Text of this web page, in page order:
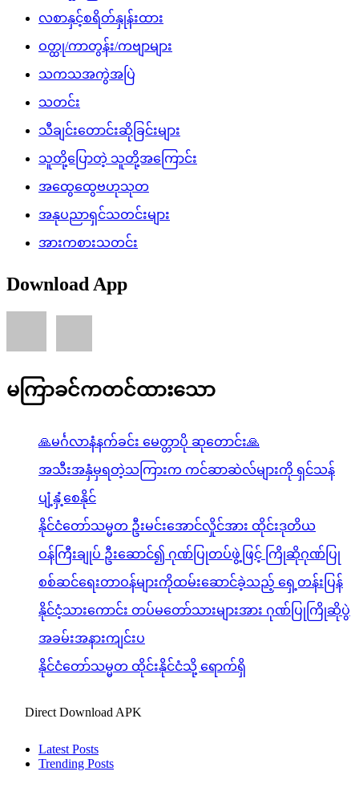
လစာနှင့်စရိတ်နှုန်းထား
ဝတ္ထု/ကာတွန်း/ကဗျာများ
သကသအကွဲအပြဲ
သတင်း
သီချင်းတောင်းဆိုခြင်းများ
သူတို့ပြောတဲ့ သူတို့အကြောင်း
အထွေထွေဗဟုသုတ
အနုပညာရှင်သတင်းများ
အားကစားသတင်း
Download App
မကြာခင်ကတင်ထားသော
🙏မင်္ဂလာနံနက်ခင်း မေတ္တာပို ဆုတောင်း🙏
အသီးအနှံမှရတဲ့သကြားက ကင်ဆာဆဲလ်များကို ရှင်သန်
ပျံ့နှံ့စေနိုင်
နိုင်ငံတော်သမ္မတ ဦးမင်းအောင်လှိုင်အား ထိုင်းဒုတိယ
ဝန်ကြီးချုပ် ဦးဆောင်၍ ဂုဏ်ပြုတပ်ဖွဲ့ဖြင့် ကြိုဆိုဂုဏ်ပြု
စစ်ဆင်ရေးတာဝန်များကိုထမ်းဆောင်ခဲ့သည့် ရှေ့တန်းပြန်
နိုင်ငံ့သားကောင်း တပ်မတော်သားများအား ဂုဏ်ပြုကြိုဆိုပွဲ
အခမ်းအနားကျင်းပ
နိုင်ငံတော်သမ္မတ ထိုင်းနိုင်ငံသို့ ရောက်ရှိ
Direct Download APK
Latest Posts
Trending Posts